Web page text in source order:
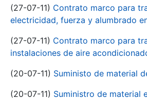
(27-07-11) Contrato marco para
electricidad, fuerza y alumbrado
(27-07-11) Contrato marco para
instalaciones de aire
(20-07-11) Suministo de material
(20-07-11) Suministro de material